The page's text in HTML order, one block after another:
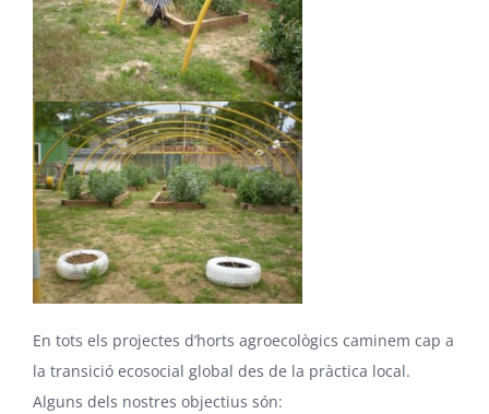
En tots els projectes d’horts agroecològics caminem cap a
la transició ecosocial global des de la pràctica local.
Alguns dels nostres objectius són: